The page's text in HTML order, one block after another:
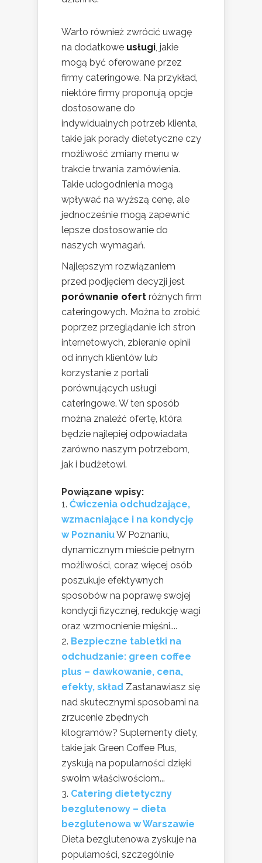
Warto również zwrócić uwagę
na dodatkowe usługi, jakie
mogą być oferowane przez
firmy cateringowe. Na przykład,
niektóre firmy proponują opcje
dostosowane do
indywidualnych potrzeb klienta,
takie jak porady dietetyczne czy
możliwość zmiany menu w
trakcie trwania zamówienia.
Takie udogodnienia mogą
wpływać na wyższą cenę, ale
jednocześnie mogą zapewnić
lepsze dostosowanie do
naszych wymagań.
Najlepszym rozwiązaniem
przed podjęciem decyzji jest
porównanie ofert różnych firm
cateringowych. Można to zrobić
poprzez przeglądanie ich stron
internetowych, zbieranie opinii
od innych klientów lub
korzystanie z portali
porównujących usługi
cateringowe. W ten sposób
można znaleźć ofertę, która
będzie najlepiej odpowiadała
zarówno naszym potrzebom,
jak i budżetowi.
Powiązane wpisy:
Ćwiczenia odchudzające,
wzmacniające i na kondycję
w PoznaniuW Poznaniu,
dynamicznym mieście pełnym
możliwości, coraz więcej osób
poszukuje efektywnych
sposobów na poprawę swojej
kondycji fizycznej, redukcję wagi
oraz wzmocnienie mięśni....
Bezpieczne tabletki na
odchudzanie: green coffee
plus – dawkowanie, cena,
efekty, skład Zastanawiasz się
nad skutecznymi sposobami na
zrzucenie zbędnych
kilogramów? Suplementy diety,
takie jak Green Coffee Plus,
zyskują na popularności dzięki
swoim właściwościom...
Catering dietetyczny
bezglutenowy – dieta
bezglutenowa w Warszawie
Dieta bezglutenowa zyskuje na
popularności, szczególnie